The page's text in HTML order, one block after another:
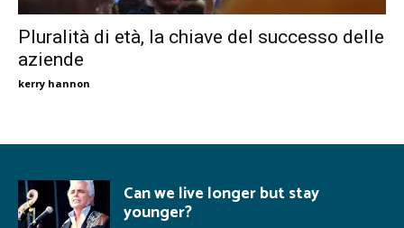
Pluralità di età, la chiave del successo delle
aziende
kerry hannon
Can we live longer but stay
younger?